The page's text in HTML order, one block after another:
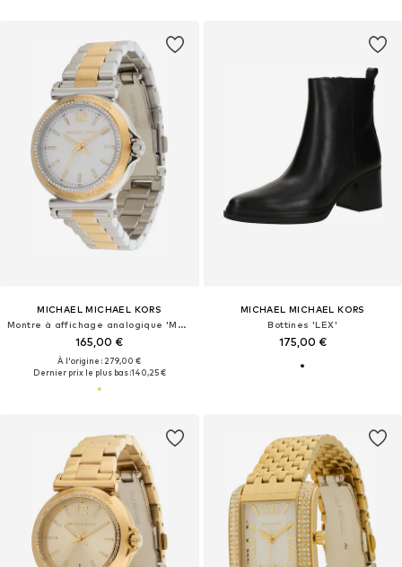
MICHAEL MICHAEL KORS
Montre à affichage analogique 'MAREN'
165,00 €
À l'origine : 279,00 €
Dernier prix le plus bas :140,25 €
MICHAEL MICHAEL KORS
Bottines 'LEX'
175,00 €